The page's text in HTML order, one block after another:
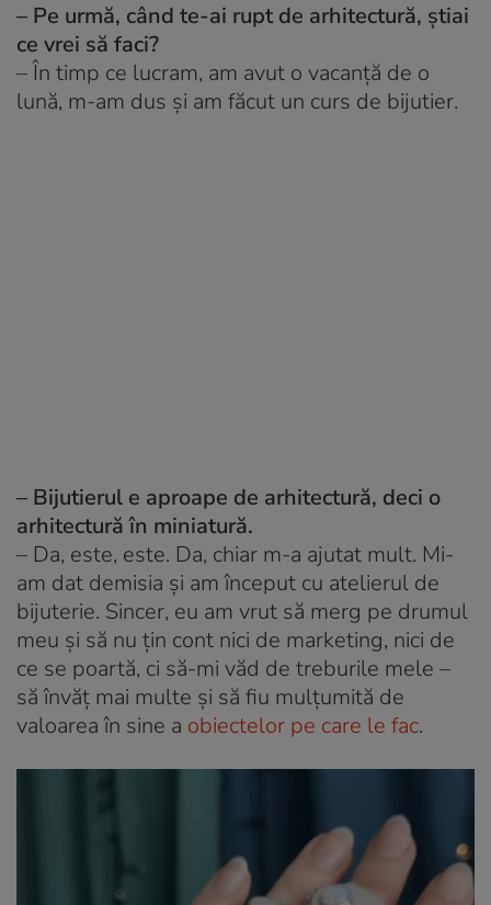
– Pe urmă, când te-ai rupt de arhitectură, știai
ce vrei să faci?
–În timp ce lucram, am avut o vacanță de o
lună, m-am dus și am făcut un curs de bijutier.
– Bijutierul e aproape de arhitectură, deci o
arhitectură în miniatură.
– Da, este, este. Da, chiar m-a ajutat mult. Mi-
am dat demisia și am început cu atelierul de
bijuterie. Sincer, eu am vrut să merg pe drumul
meu și să nu țin cont nici de marketing, nici de
ce se poartă, ci să-mi văd de treburile mele –
să învăț mai multe și să fiu mulțumită de
valoarea în sine a obiectelor pe care le fac.